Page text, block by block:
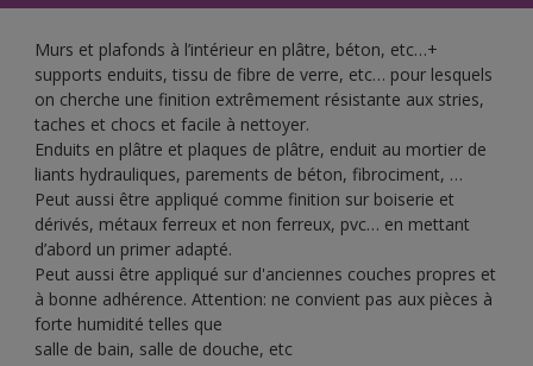
Murs et plafonds à l’intérieur en plâtre, béton, etc…+
supports enduits, tissu de fibre de verre, etc… pour lesquels
on cherche une finition extrêmement résistante aux stries,
taches et chocs et facile à nettoyer.
Enduits en plâtre et plaques de plâtre, enduit au mortier de
liants hydrauliques, parements de béton, fibrociment, …
Peut aussi être appliqué comme finition sur boiserie et
dérivés, métaux ferreux et non ferreux, pvc… en mettant
d’abord un primer adapté.
Peut aussi être appliqué sur d'anciennes couches propres et
à bonne adhérence. Attention: ne convient pas aux pièces à
forte humidité telles que
salle de bain, salle de douche, etc